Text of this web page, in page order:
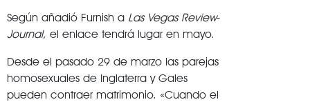
Según añadió Furnish a Las Vegas Review-
Journal, el enlace tendrá lugar en mayo.
Desde el pasado 29 de marzo las parejas
homosexuales de Inglaterra y Gales
pueden contraer matrimonio. «Cuando el